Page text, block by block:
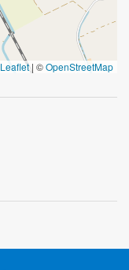
Leaflet | ©OpenStreetMap